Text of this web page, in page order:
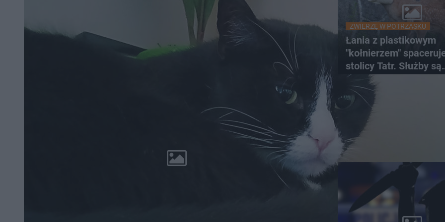
ZWIERZĘ W POTRZASKU
Łania z plastikowym
"kołnierzem"
stolicy Tatr. Służby są
bezradne